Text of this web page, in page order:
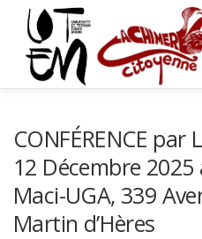
contenu
AGENDAS CONTACT
CONFÉRENCE par
12 Décembre 2025
Maci-UGA, 339
Martin d’Hères